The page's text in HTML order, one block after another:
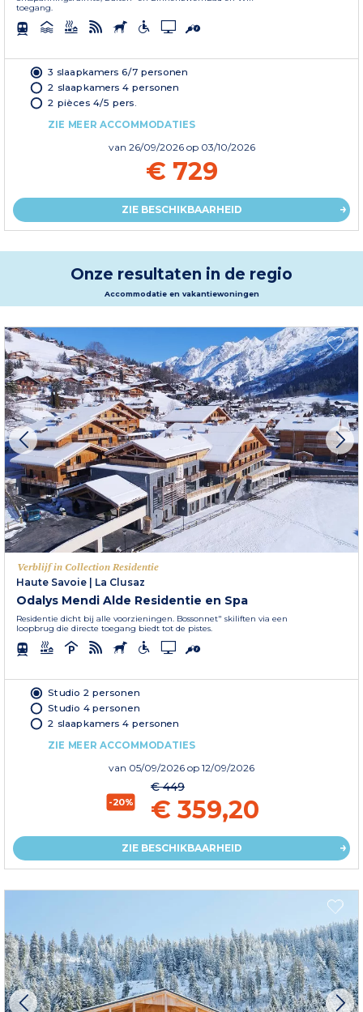
toegang.
3 slaapkamers 6/7 personen
2 slaapkamers 4 personen
2 pièces 4/5 pers.
ZIE MEER ACCOMMODATIES
van 26/09/2026 op 03/10/2026
€ 729
ZIE BESCHIKBAARHEID
Onze resultaten in de regio
Accommodatie en vakantiewoningen
Verblijf in Collection Residentie
Haute Savoie
La Clusaz
Odalys Mendi Alde Residentie en Spa
Residentie dicht bij alle voorzieningen. Bossonnet" skiliften via een
loopbrug die directe toegang biedt tot de pistes.
Studio 2 personen
Studio 4 personen
2 slaapkamers 4 personen
ZIE MEER ACCOMMODATIES
van 05/09/2026 op 12/09/2026
-20%
€ 449
€ 359,20
ZIE BESCHIKBAARHEID